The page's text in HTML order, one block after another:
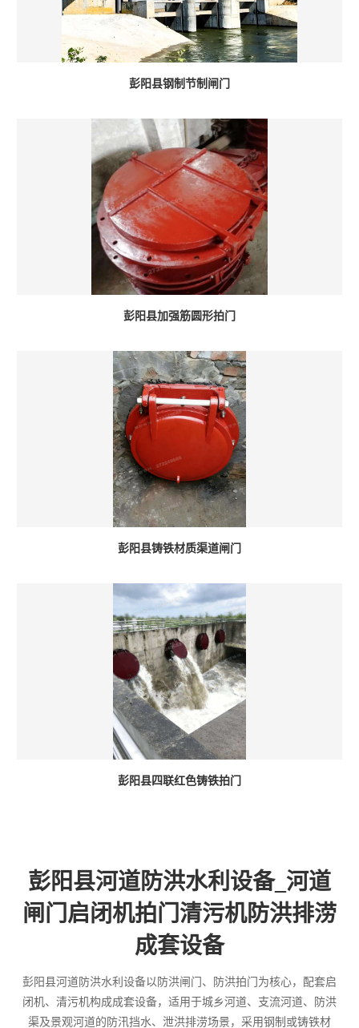
彭阳县钢制节制闸门
彭阳县加强筋圆形拍门
彭阳县铸铁材质渠道闸门
彭阳县四联红色铸铁拍门
彭阳县河道防洪水利设备_河道
闸门启闭机拍门清污机防洪排涝
成套设备
彭阳县河道防洪水利设备以防洪闸门、防洪拍门为核心，配套启
闭机、清污机构成成套设备，适用于城乡河道、支流河道、防洪
渠及景观河道的防汛挡水、泄洪排涝场景，采用钢制或铸铁材